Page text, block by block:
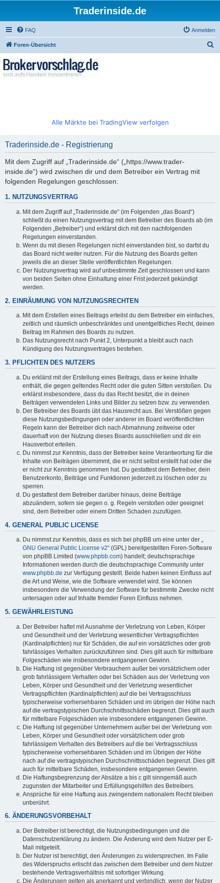
Traderinside.de
FAQ Anmelden
Foren-Übersicht
Alle Märkte bei TradingView verfolgen
Traderinside.de - Registrierung
Mit dem Zugriff auf „Traderinside.de“ („https://www.trader-
inside.de“) wird zwischen dir und dem Betreiber ein Vertrag mit
folgenden Regelungen geschlossen:
1. NUTZUNGSVERTRAG
Mit dem Zugriff auf „Traderinside.de“ (im Folgenden „das Board“)
schließt du einen Nutzungsvertrag mit dem Betreiber des Boards ab (im
Folgenden „Betreiber“) und erklärst dich mit den nachfolgenden
Regelungen einverstanden.
Wenn du mit diesen Regelungen nicht einverstanden bist, so darfst du
das Board nicht weiter nutzen. Für die Nutzung des Boards gelten
jeweils die an dieser Stelle veröffentlichten Regelungen.
Der Nutzungsvertrag wird auf unbestimmte Zeit geschlossen und kann
von beiden Seiten ohne Einhaltung einer Frist jederzeit gekündigt
werden.
2. EINRÄUMUNG VON NUTZUNGSRECHTEN
Mit dem Erstellen eines Beitrags erteilst du dem Betreiber ein einfaches,
zeitlich und räumlich unbeschränktes und unentgeltliches Recht, deinen
Beitrag im Rahmen des Boards zu nutzen.
Das Nutzungsrecht nach Punkt 2, Unterpunkt a bleibt auch nach
Kündigung des Nutzungsvertrages bestehen.
3. PFLICHTEN DES NUTZERS
Du erklärst mit der Erstellung eines Beitrags, dass er keine Inhalte
enthält, die gegen geltendes Recht oder die guten Sitten verstoßen. Du
erklärst insbesondere, dass du das Recht besitzt, die in deinen
Beiträgen verwendeten Links und Bilder zu setzen bzw. zu verwenden.
Der Betreiber des Boards übt das Hausrecht aus. Bei Verstößen gegen
diese Nutzungsbedingungen oder anderer im Board veröffentlichten
Regeln kann der Betreiber dich nach Abmahnung zeitweise oder
dauerhaft von der Nutzung dieses Boards ausschließen und dir ein
Hausverbot erteilen.
Du nimmst zur Kenntnis, dass der Betreiber keine Verantwortung für die
Inhalte von Beiträgen übernimmt, die er nicht selbst erstellt hat oder die
er nicht zur Kenntnis genommen hat. Du gestattest dem Betreiber, dein
Benutzerkonto, Beiträge und Funktionen jederzeit zu löschen oder zu
sperren.
Du gestattest dem Betreiber darüber hinaus, deine Beiträge
abzuändern, sofern sie gegen o. g. Regeln verstoßen oder geeignet
sind, dem Betreiber oder einem Dritten Schaden zuzufügen.
4. GENERAL PUBLIC LICENSE
Du nimmst zur Kenntnis, dass es sich bei phpBB um eine unter der „
GNU General Public License v2“ (GPL) bereitgestellten Foren-Software
von phpBB Limited (www.phpbb.com) handelt; deutschsprachige
Informationen werden durch die deutschsprachige Community unter
www.phpbb.de zur Verfügung gestellt. Beide haben keinen Einfluss auf
die Art und Weise, wie die Software verwendet wird. Sie können
insbesondere die Verwendung der Software für bestimmte Zwecke nicht
untersagen oder auf Inhalte fremder Foren Einfluss nehmen.
5. GEWÄHRLEISTUNG
Der Betreiber haftet mit Ausnahme der Verletzung von Leben, Körper
und Gesundheit und der Verletzung wesentlicher Vertragspflichten
(Kardinalpflichten) nur für Schäden, die auf ein vorsätzliches oder grob
fahrlässiges Verhalten zurückzuführen sind. Dies gilt auch für mittelbare
Folgeschäden wie insbesondere entgangenen Gewinn.
Die Haftung ist gegenüber Verbrauchern außer bei vorsätzlichem oder
grob fahrlässigem Verhalten oder bei Schäden aus der Verletzung von
Leben, Körper und Gesundheit und der Verletzung wesentlicher
Vertragspflichten (Kardinalpflichten) auf die bei Vertragsschluss
typischerweise vorhersehbaren Schäden und im übrigen der Höhe nach
auf die vertragstypischen Durchschnittsschäden begrenzt. Dies gilt auch
für mittelbare Folgeschäden wie insbesondere entgangenen Gewinn.
Die Haftung ist gegenüber Unternehmern außer bei der Verletzung von
Leben, Körper und Gesundheit oder vorsätzlichem oder grob
fahrlässigem Verhalten des Betreibers auf die bei Vertragsschluss
typischerweise vorhersehbaren Schäden und im Übrigen der Höhe
nach auf die vertragstypischen Durchschnittsschäden begrenzt. Dies gilt
auch für mittelbare Schäden, insbesondere entgangenen Gewinn.
Die Haftungsbegrenzung der Absätze a bis c gilt sinngemäß auch
zugunsten der Mitarbeiter und Erfüllungsgehilfen des Betreibers.
Ansprüche für eine Haftung aus zwingendem nationalem Recht bleiben
unberührt.
6. ÄNDERUNGSVORBEHALT
Der Betreiber ist berechtigt, die Nutzungsbedingungen und die
Datenschutzerklärung zu ändern. Die Änderung wird dem Nutzer per E-
Mail mitgeteilt.
Der Nutzer ist berechtigt, den Änderungen zu widersprechen. Im Falle
des Widerspruchs erlischt das zwischen dem Betreiber und dem Nutzer
bestehende Vertragsverhältnis mit sofortiger Wirkung.
Die Änderungen gelten als anerkannt und verbindlich, wenn der Nutzer